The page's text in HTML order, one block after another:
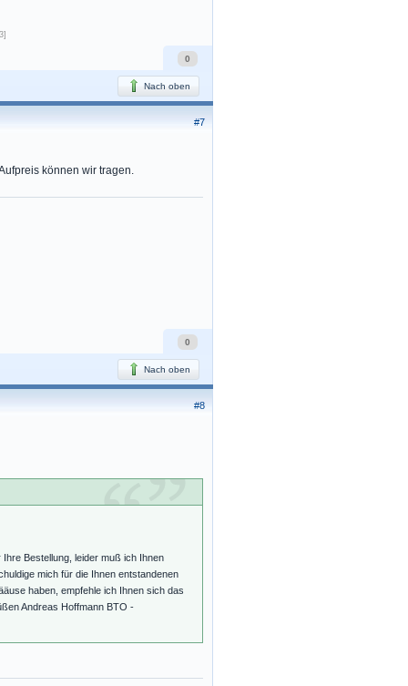
0
Nach oben
#7
können wir tragen.
0
Nach oben
#8
Bestellung, leider muß ich Ihnen
mich für die Ihnen entstandenen
haben, empfehle ich Ihnen sich das
Andreas Hoffmann BTO -